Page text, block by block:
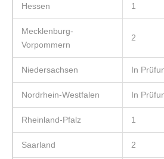
Hessen 1
Mecklenburg-
Vorpommern
2
Niedersachsen In
Nordrhein-Westfalen In
Rheinland-Pfalz 1
Saarland 2